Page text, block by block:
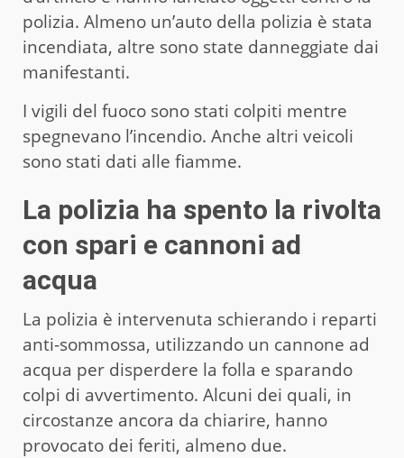
polizia. Almeno un’auto della polizia è stata
incendiata, altre sono state danneggiate dai
manifestanti.
I vigili del fuoco sono stati colpiti mentre
spegnevano l’incendio. Anche altri veicoli
sono stati dati alle fiamme.
La polizia ha spento la rivolta
con spari e cannoni ad
acqua
La polizia è intervenuta schierando i reparti
anti-sommossa, utilizzando un cannone ad
acqua per disperdere la folla e sparando
colpi di avvertimento. Alcuni dei quali, in
circostanze ancora da chiarire, hanno
provocato dei feriti, almeno due.